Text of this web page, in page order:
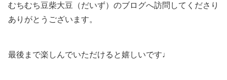
むちむち豆柴大豆（だいず）のブログへ訪問してくださり
ありがとうございます。
最後まで楽しんでいただけると嬉しいです♩